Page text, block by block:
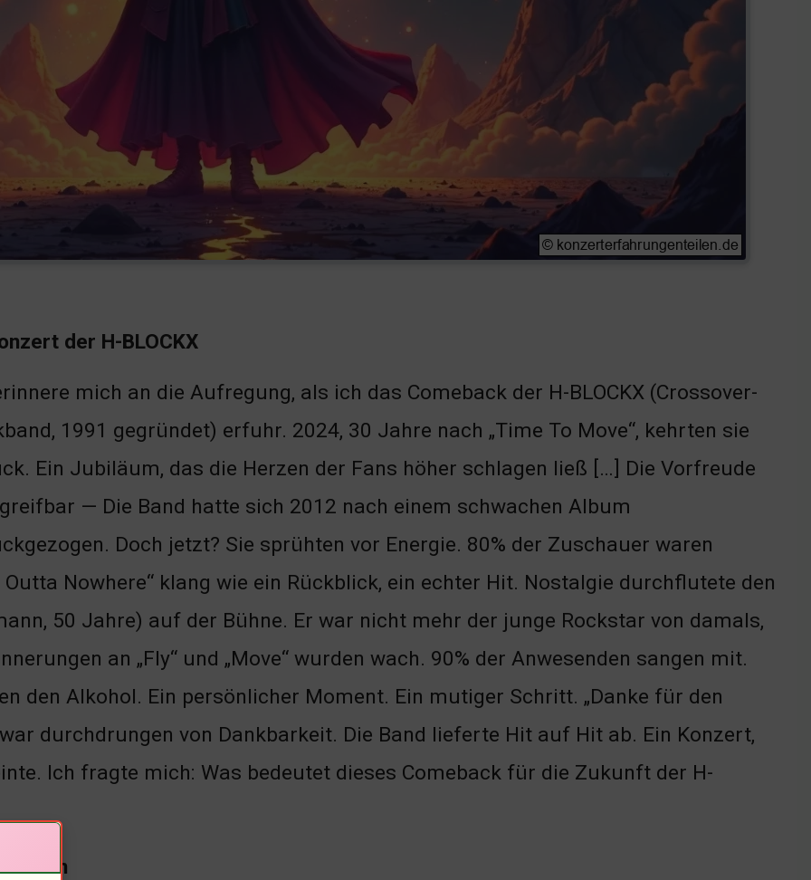
der H-BLOCKX
mich an die Aufregung, als ich das Comeback der H-BLOCKX (Crossover-
1991 gegründet) erfuhr. 2024, 30 Jahre nach „Time To Move“, kehrten sie
Ein Jubiläum, das die Herzen der Fans höher schlagen ließ […] Die Vorfreude
— Die Band hatte sich 2012 nach einem schwachen Album
Doch jetzt? Sie sprühten vor Energie. 80% der Zuschauer waren
Nowhere“ klang wie ein Rückblick, ein echter Hit. Nostalgie durchflutete den
50 Jahre) auf der Bühne. Er war nicht mehr der junge Rockstar von damals,
an „Fly“ und „Move“ wurden wach. 90% der Anwesenden sangen mit.
den Alkohol. Ein persönlicher Moment. Ein mutiger Schritt. „Danke für den
durchdrungen von Dankbarkeit. Die Band lieferte Hit auf Hit ab. Ein Konzert,
Ich fragte mich: Was bedeutet dieses Comeback für die Zukunft der H-